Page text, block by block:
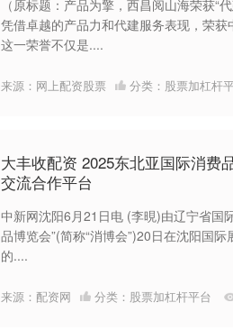
（原标题：产品为擎，西昌阅山海荣获“
凭借卓越的产品力和代建服务表现，荣获
这一荣誉不仅是....
来源：网上配资股票 分类： 股票加杠杆
大丰收配资 2025东北亚国际消费
交流合作平台
中新网沈阳6月21日电 (李晛)由辽宁省国
品博览会”(简称“消博会”)20日在沈阳国
的....
来源：配资网 分类： 股票加杠杆平台